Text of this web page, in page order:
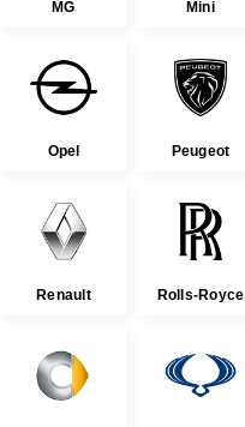
MG Mini
Opel Peugeot
Renault Rolls-Royce